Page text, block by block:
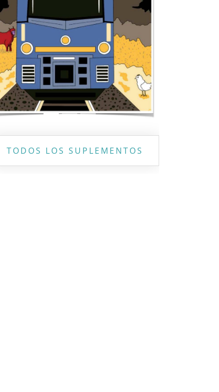
TODOS LOS SUPLEMENTOS